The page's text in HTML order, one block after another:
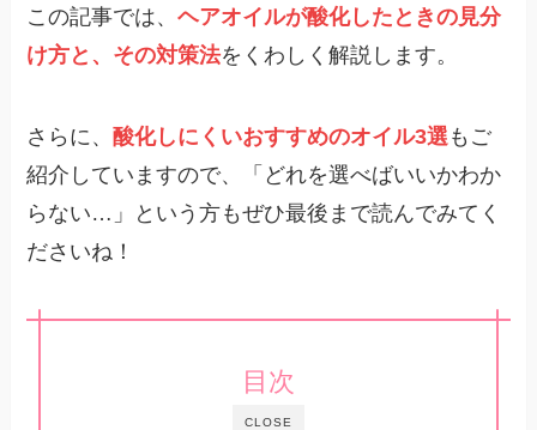
この記事では、ヘアオイルが酸化したときの見分
け方と、その対策法をくわしく解説します。
さらに、酸化しにくいおすすめのオイル3選もご
紹介していますので、「どれを選べばいいかわか
らない…」という方もぜひ最後まで読んでみてく
ださいね！
CLOSE
目次